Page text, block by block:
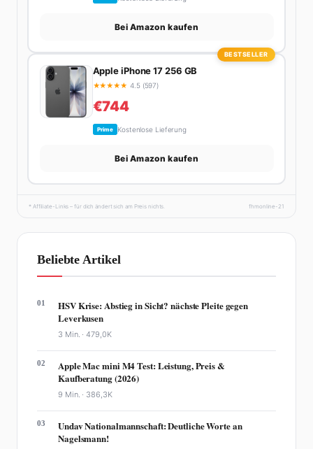
Bei Amazon kaufen
BESTSELLER
Apple iPhone 17 256 GB
★★★★★ 4.5 (597)
€744
Prime Kostenlose Lieferung
Bei Amazon kaufen
* Affiliate-Links – für dich ändert sich am Preis nichts. fhmonline-21
Beliebte Artikel
01
HSV Krise: Abstieg in Sicht? nächste Pleite gegen
Leverkusen
3 Min. ·479,0K
02
Apple Mac mini M4 Test: Leistung, Preis &
Kaufberatung (2026)
9 Min. · 386,3K
03
Undav Nationalmannschaft: Deutliche Worte an
Nagelsmann!